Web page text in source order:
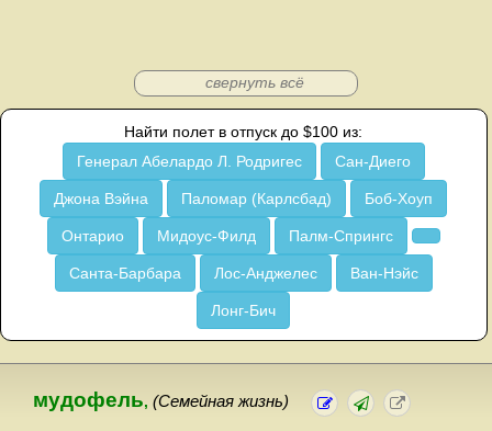
свернуть всё
Найти полет в отпуск до $100 из:
Генерал Абелардо Л. Родригес
Сан-Диего
Джона Вэйна Паломар (Карлсбад) Боб-Хоуп
Онтарио Мидоус-Филд Палм-Спрингс
Санта-Барбара Лос-Анджелес Ван-Нэйс
Лонг-Бич
мудофель, (Семейная жизнь)